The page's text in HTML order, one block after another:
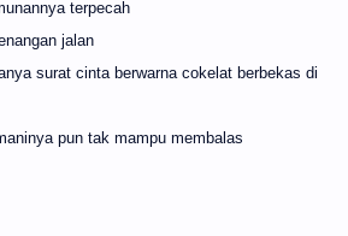
terpecah
jalan
surat cinta berwarna cokelat berbekas di
pun tak mampu membalas